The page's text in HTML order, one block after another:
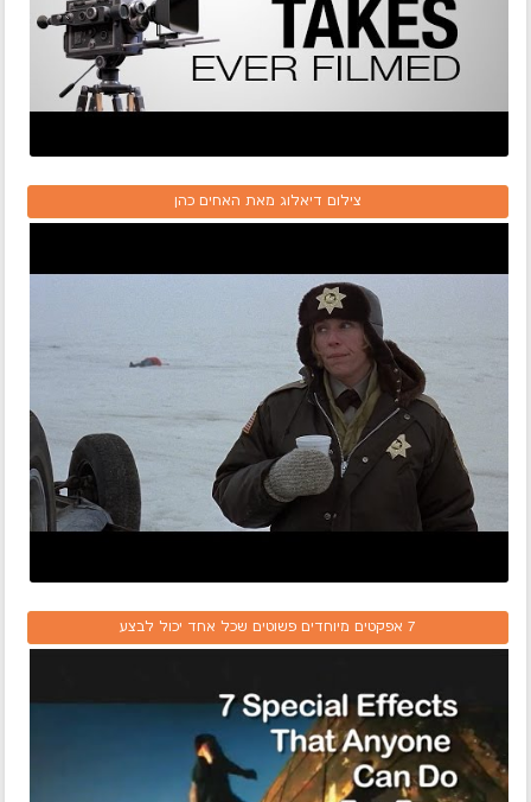
צילום דיאלוג מאת האחים כהן
7 אפקטים מיוחדים פשוטים שכל אחד יכול לבצע